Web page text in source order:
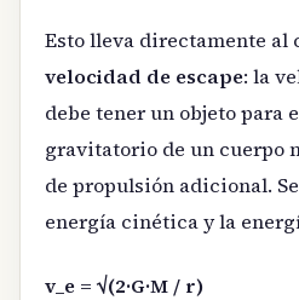
Esto lleva directamente al
velocidad de escape: la
debe tener un objeto para
gravitatorio de un cuerpo
de propulsión adicional.
energía cinética y la
v_e = √(2·G·M / r)